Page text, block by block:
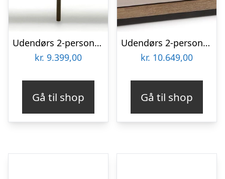
Udendørs 2-personers sofa loungesofa Kave Home Joncols i aluminium, grøn/beige
kr. 9.399,00
Gå til shop
Udendørs 2-personers sofa Kave Home Ambra rustik i akacietræ med beige polyester hynder H77xB85xD174 cm
kr. 10.649,00
Gå til shop